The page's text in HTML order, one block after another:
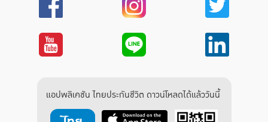
แอปพลิเคชัน ไทยประกันชีวิต ดาวน์โหลดได้แล้ววันนี้